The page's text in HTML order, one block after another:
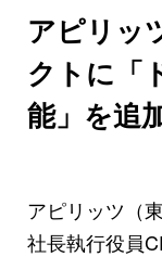
アピリッ
クトに「
能」を追
アピリッツ（
社長執行役員